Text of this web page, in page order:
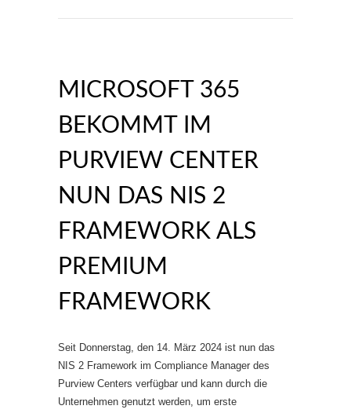
MICROSOFT 365
BEKOMMT IM
PURVIEW CENTER
NUN DAS NIS 2
FRAMEWORK ALS
PREMIUM
FRAMEWORK
Seit Donnerstag, den 14. März 2024 ist nun das
NIS 2 Framework im Compliance Manager des
Purview Centers verfügbar und kann durch die
Unternehmen genutzt werden, um erste